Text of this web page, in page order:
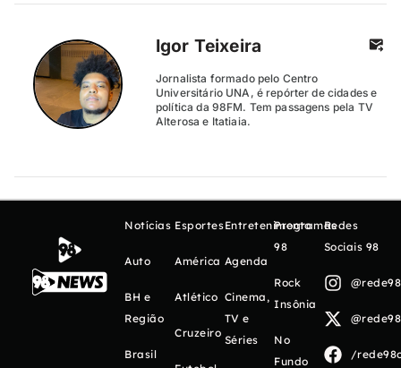
Igor Teixeira
Jornalista formado pelo Centro
Universitário UNA, é repórter de cidades e
política da 98FM. Tem passagens pela TV
Alterosa e Itatiaia.
Notícias
Auto
BH e
Região
Brasil
Esportes
América
Atlético
Cruzeiro
Entretenimento
Agenda
Cinema,
TV e
Séries
Programas
98
Rock
Insônia
No
Fundo
Redes
Sociais 98
/